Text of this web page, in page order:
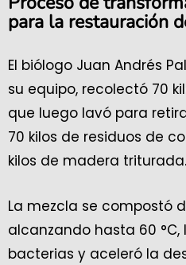
para la restauración
El biólogo Juan Andrés
su equipo, recolectó 70
que luego lavó para
70 kilos de residuos de
kilos de madera triturada.
La mezcla se compostó
alcanzando hasta 60
bacterias y aceleró la